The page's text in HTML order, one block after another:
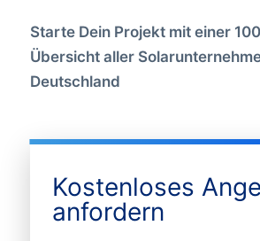
Starte Dein Projekt mit einer
Übersicht aller
Deutschland
Kostenloses
anfordern